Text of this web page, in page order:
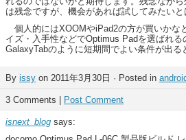
は残念ですが、機会があれば試してみたいと
個人的にはXOOMやiPad2の方が買いかな
イズ・入手性などでOptimus Padを選ばれる
GalaxyTabのように短期間でよい条件が出る
By issy on 2011年3月30日 · Posted in
3 Comments | Post Comment
isnext_blog says: